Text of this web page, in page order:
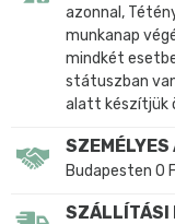
azonnal,
munkanap
mindkét
státuszban
alatt készítjük
SZEMÉLYES
Budapesten 0
SZÁLLÍTÁSI